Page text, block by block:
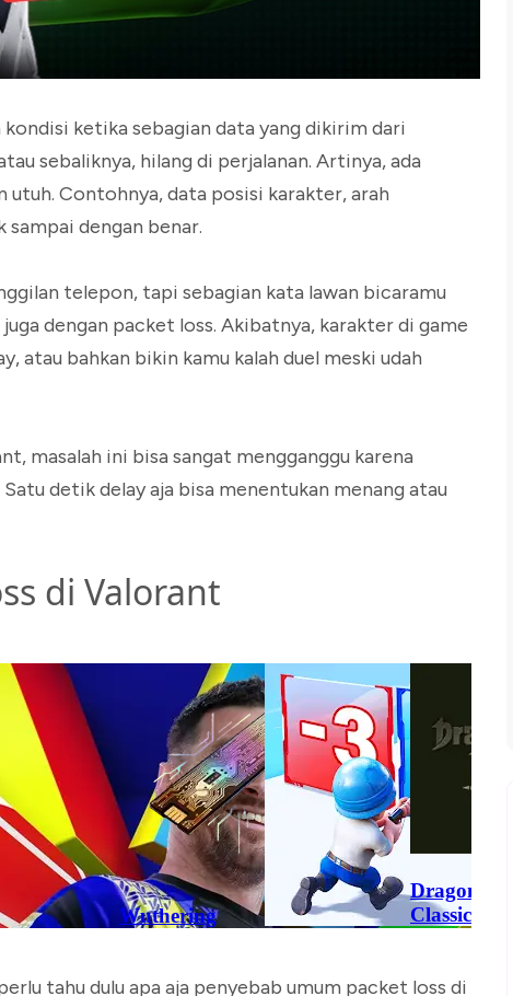
kondisi ketika sebagian data yang dikirim dari
sebaliknya, hilang di perjalanan. Artinya, ada
Contohnya, data posisi karakter, arah
dengan benar.
telepon, tapi sebagian kata lawan bicaramu
dengan packet loss. Akibatnya, karakter di game
atau bahkan bikin kamu kalah duel meski udah
masalah ini bisa sangat mengganggu karena
detik delay aja bisa menentukan menang atau
di Valorant
tahu dulu apa aja penyebab umum packet loss di